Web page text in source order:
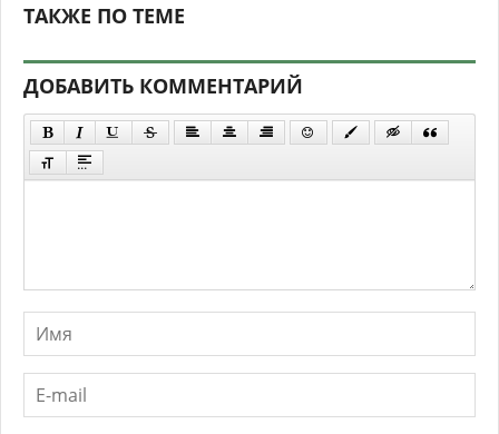
ТАКЖЕ ПО ТЕМЕ
ДОБАВИТЬ КОММЕНТАРИЙ